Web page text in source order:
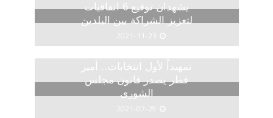
يشهدان توقيع 6 اتفاقيات
لتعزيز الشراكة بين البلدين
2021-11-23
تمهيداً لأول انتخابات.. أمير
قطر يصدر قانون مجلس
الشورى
2021-07-29